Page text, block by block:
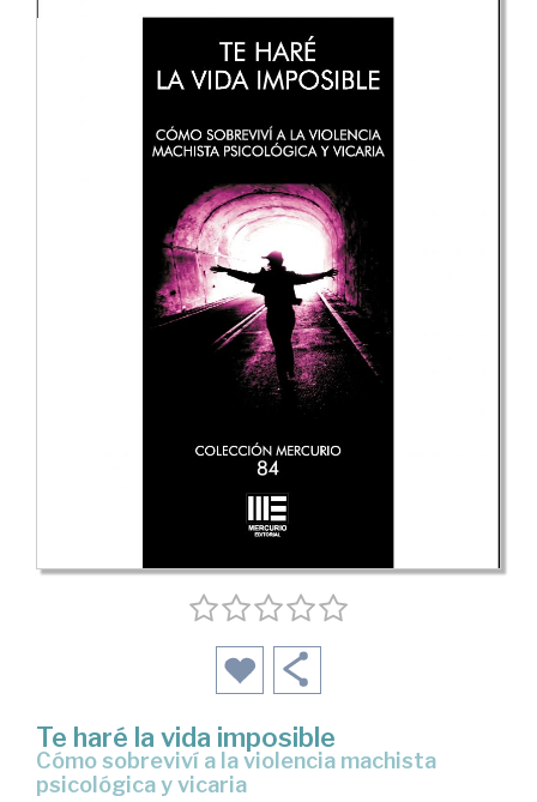
Te haré la vida imposible
cómo sobreviví a la violencia machista
psicológica y vicaria